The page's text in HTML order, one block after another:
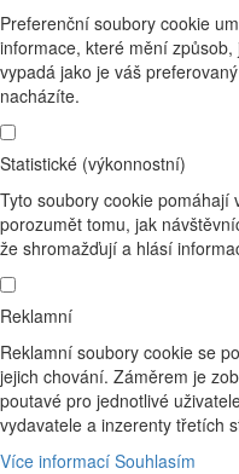
Preferenční soubory cookie
informace, které mění
vypadá jako je váš
nacházíte.
Statistické (výkonnostní)
Tyto soubory cookie pomáhají
porozumět tomu, jak
že shromažďují a hlásí
Reklamní
Reklamní soubory cookie se
jejich chování. Záměrem je
poutavé pro jednotlivé
vydavatele a inzerenty třetích
Více informací Souhlasím